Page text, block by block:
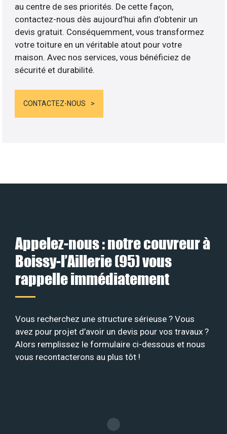
au centre de ses priorités. De cette façon,
contactez-nous dès aujourd’hui afin d’obtenir un
devis gratuit. Conséquemment, vous transformez
votre toiture en un véritable atout pour votre
maison. Avec nos services, vous bénéficiez de
sécurité et durabilité.
CONTACTEZ-NOUS
Appelez-nous : notre couvreur à
Boissy-l’Aillerie (95) vous
rappelle immédiatement
Vous recherchez une structure sérieuse ? Vous
avez pour projet d’avoir un devis pour vos travaux ?
Alors remplissez le formulaire ci-dessous et nous
vous recontacterons au plus tôt !